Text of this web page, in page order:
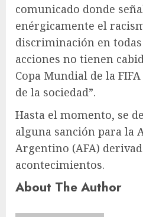
comunicado donde
enérgicamente el
discriminación en todas
acciones no tienen
Copa Mundial de la
de la sociedad”.
Hasta el momento, se
alguna sanción para la
Argentino (AFA)
acontecimientos.
About The Author